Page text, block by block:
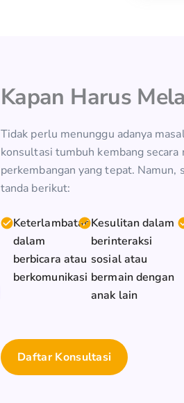
Kapan Harus
Tidak perlu menunggu adanya
konsultasi tumbuh kembang
perkembangan yang tepat. Namun,
tanda berikut:
Keterlambatan
dalam
berbicara atau
berkomunikasi
Kesulitan dalam
berinteraksi
sosial atau
bermain dengan
anak lain
Daftar Konsultasi